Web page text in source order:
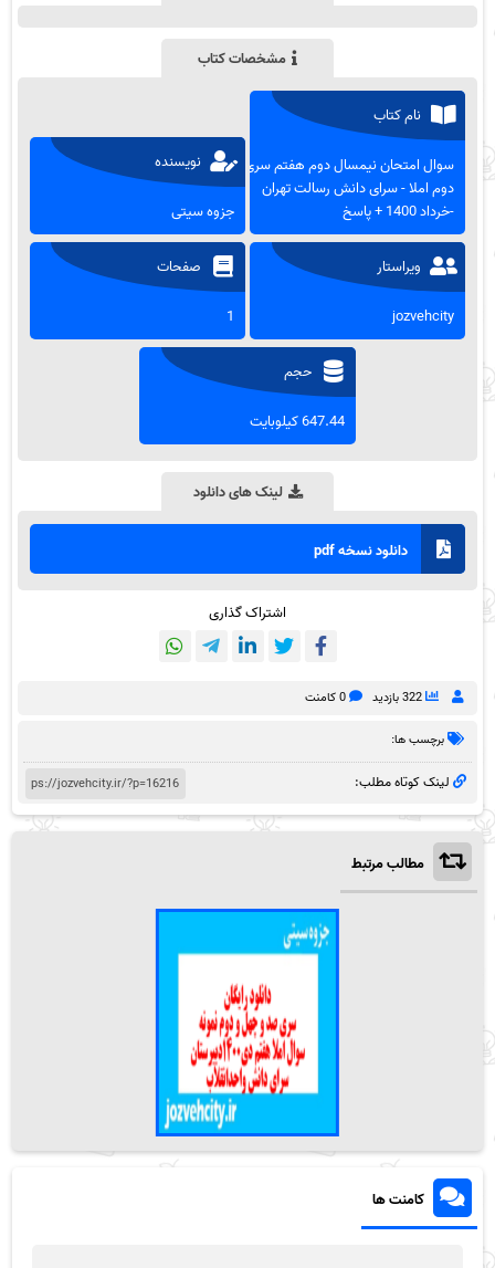
مشخصات کتاب
نام کتاب
سوال امتحان نیمسال دوم هفتم سری
دوم املا - سرای دانش رسالت تهران
-خرداد 1400 + پاسخ
نویسنده
جزوه سیتی
ویراستار
jozvehcity
صفحات
1
حجم
647.44 کیلوبایت
لینک های دانلود
دانلود نسخه pdf
اشتراک گذاری
322 بازدید 0 کامنت
برچسب ها:
لینک کوتاه مطلب:
مطالب مرتبط
کامنت ها